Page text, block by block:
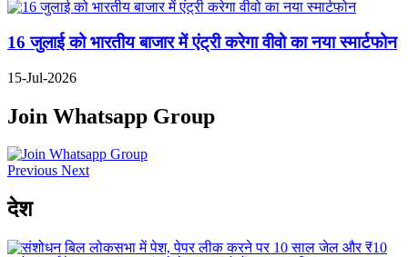
16 जुलाई को भारतीय बाजार में एंट्री करेगा वीवो का नया स्मार्टफोन
15-Jul-2026
Join Whatsapp Group
Previous Next
देश